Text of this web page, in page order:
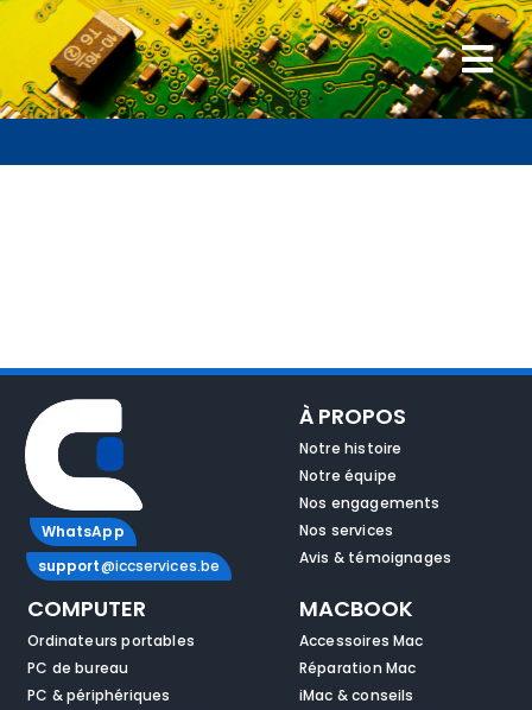
Passer
contenu
Blog
Contact
WhatsApp
support@iccservices.be
COMPUTER
Ordinateurs portables
PC de bureau
PC & périphériques
MACBOOK
Accessoires Mac
Réparation Mac
iMac & conseils
À PROPOS
Notre histoire
Notre équipe
Nos engagements
Nos services
Avis & témoignages